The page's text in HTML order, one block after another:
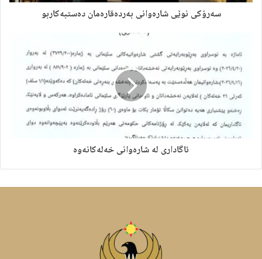
سەرۆکی نوێی شارەوانی بەردەقارەمان دەستبەکاربو
ئاگاداری لە شارەوانی خەلەکانەوە